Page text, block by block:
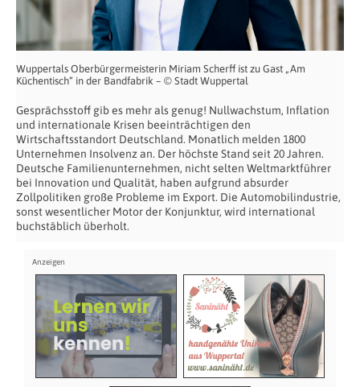
Wuppertals Oberbürgermeisterin Miriam Scherff ist zu Gast „Am
Küchentisch“ in der Bandfabrik – © Stadt Wuppertal
Gesprächsstoff gib es mehr als genug! Nullwachstum, Inflation
und internationale Krisen beeinträchtigen den
Wirtschaftsstandort Deutschland. Monatlich melden 1800
Unternehmen Insolvenz an. Der höchste Stand seit 20 Jahren.
Deutsche Familienunternehmen, nicht selten Weltmarktführer
bei Innovation und Qualität, haben aufgrund absurder
Zollpolitiken große Probleme im Export. Die Automobilindustrie,
sonst wesentlicher Motor der Konjunktur, wird international
buchstäblich überholt.